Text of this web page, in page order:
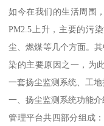
如今在我们的生活周围
PM2.5上升，主要的污
尘、燃煤等几个方面。
染的主要原因之一，为
一套扬尘监测系统、工地
一、扬尘监测系统功能介
管理平台共四部分组成